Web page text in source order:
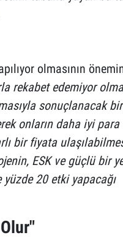
olmasının
rekabet edemiyor
sonuçlanacak
onların daha iyi para
bir fiyata
ESK ve güçlü bir
20 etki yapacağı